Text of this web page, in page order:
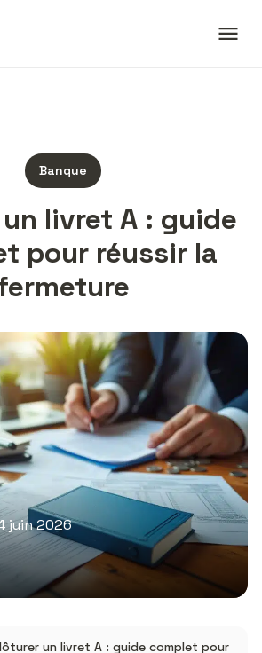
Banque
livret A : guide
pour réussir la
juin 2026
un livret A : guide complet pour